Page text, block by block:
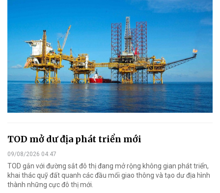
TOD mở dư địa phát triển mới
09/08/2026 04:47
TOD gắn với đường sắt đô thị đang mở rộng không gian phát triển,
khai thác quỹ đất quanh các đầu mối giao thông và tạo dư địa hình
thành những cực đô thị mới.